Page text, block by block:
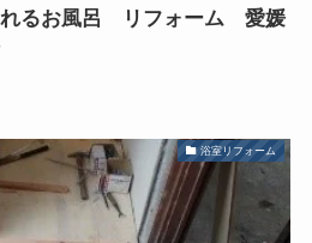
れるお風呂 リフォーム 愛媛
浴室リフォーム